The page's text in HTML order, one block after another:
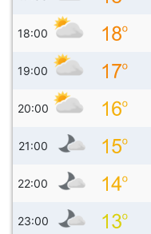
18:00
19:00
20:00
21:00
22:00
23:00